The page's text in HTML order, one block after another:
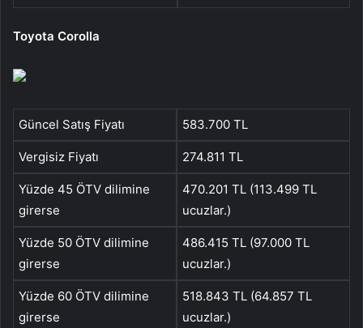
Toyota Corolla
Güncel Satış Fiyatı 583.700 TL
Vergisiz Fiyatı 274.811 TL
Yüzde 45 ÖTV dilimine
girerse
470.201 TL (113.499 TL
ucuzlar.)
Yüzde 50 ÖTV dilimine
girerse
486.415 TL (97.000 TL
ucuzlar.)
Yüzde 60 ÖTV dilimine
girerse
518.843 TL (64.857 TL
ucuzlar.)